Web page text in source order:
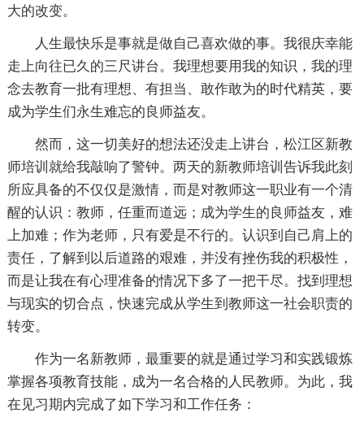
大的改变。
人生最快乐是事就是做自己喜欢做的事。我很庆幸能
走上向往已久的三尺讲台。我理想要用我的知识，我的理
念去教育一批有理想、有担当、敢作敢为的时代精英，要
成为学生们永生难忘的良师益友。
然而，这一切美好的想法还没走上讲台，松江区新教
师培训就给我敲响了警钟。两天的新教师培训告诉我此刻
所应具备的不仅仅是激情，而是对教师这一职业有一个清
醒的认识：教师，任重而道远；成为学生的良师益友，难
上加难；作为老师，只有爱是不行的。认识到自己肩上的
责任，了解到以后道路的艰难，并没有挫伤我的积极性，
而是让我在有心理准备的情况下多了一把干尽。找到理想
与现实的切合点，快速完成从学生到教师这一社会职责的
转变。
作为一名新教师，最重要的就是通过学习和实践锻炼
掌握各项教育技能，成为一名合格的人民教师。为此，我
在见习期内完成了如下学习和工作任务：